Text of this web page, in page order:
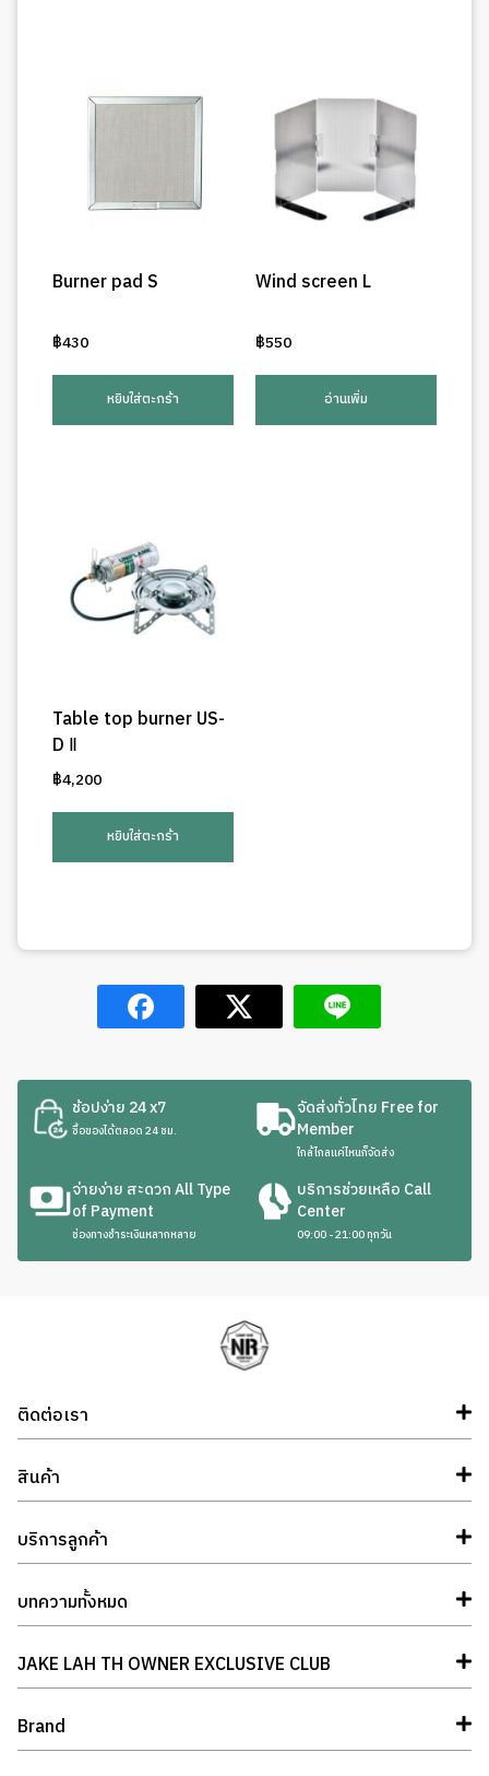
Burner pad S
฿430
หยิบใส่ตะกร้า
Wind screen L
฿550
อ่านเพิ่ม
Table top burner US-
D Ⅱ
฿4,200
หยิบใส่ตะกร้า
ช้อปง่าย 24 x7
ซื้อของได้ตลอด 24 ชม.
จัดส่งทั่วไทย Free for
Member
ใกล้ไกลแค่ไหนก็จัดส่ง
จ่ายง่าย สะดวก All Type
of Payment
ช่องทางชำระเงินหลากหลาย
บริการช่วยเหลือ Call
Center
09:00 - 21:00 ทุกวัน
ติดต่อเรา
สินค้า
บริการลูกค้า
บทความทั้งหมด
JAKE LAH TH OWNER EXCLUSIVE CLUB
Brand